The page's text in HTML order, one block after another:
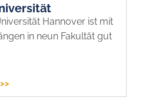
Hannover ist mit
in neun Fakultät gut